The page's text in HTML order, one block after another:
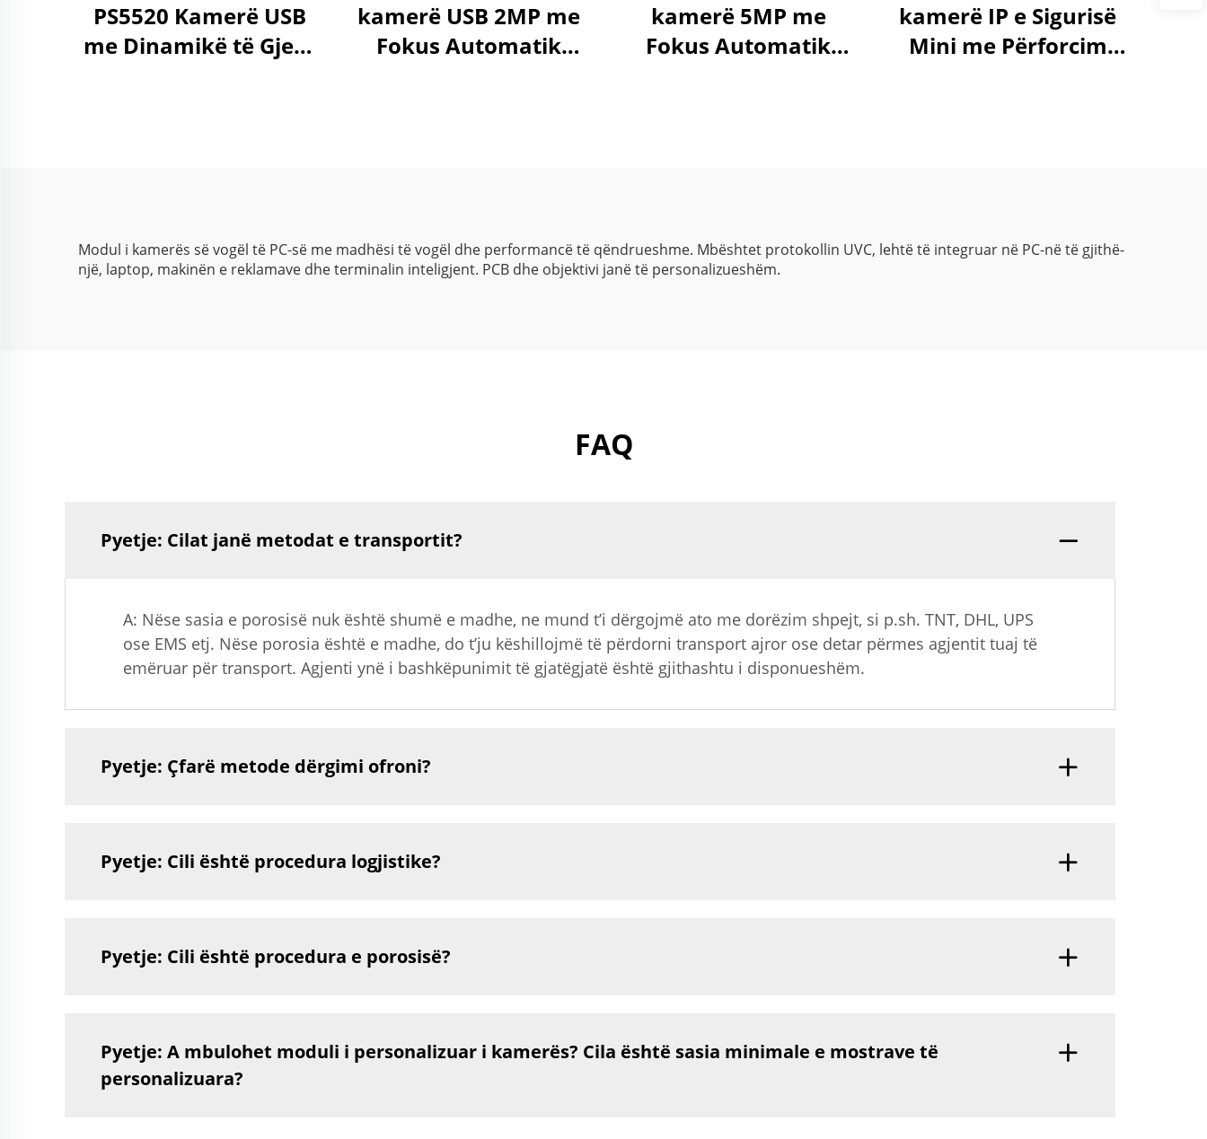
PS5520 Kamerë USB
me Dinamikë të Gjerë
kamerë USB 2MP me
Fokus Automatik
kamerë 5MP me
Fokus Automatik
kamerë IP e Sigurisë
Mini me Përforcim
Modul i kamerës së vogël të PC-së me madhësi të vogël dhe performancë të qëndrueshme. Mbështet protokollin UVC, lehtë të integruar në PC-në të gjithë-
një, laptop, makinën e reklamave dhe terminalin inteligjent. PCB dhe objektivi janë të personalizueshëm.
FAQ
Pyetje: Cilat janë metodat e transportit?
A: Nëse sasia e porosisë nuk është shumë e madhe, ne mund t’i dërgojmë ato me dorëzim shpejt, si p.sh. TNT, DHL, UPS
ose EMS etj. Nëse porosia është e madhe, do t’ju këshillojmë të përdorni transport ajror ose detar përmes agjentit tuaj të
emëruar për transport. Agjenti ynë i bashkëpunimit të gjatëgjatë është gjithashtu i disponueshëm.
Pyetje: Çfarë metode dërgimi ofroni?
Pyetje: Cili është procedura logjistike?
Pyetje: Cili është procedura e porosisë?
Pyetje: A mbulohet moduli i personalizuar i kamerës? Cila është sasia minimale e mostrave të
personalizuara?